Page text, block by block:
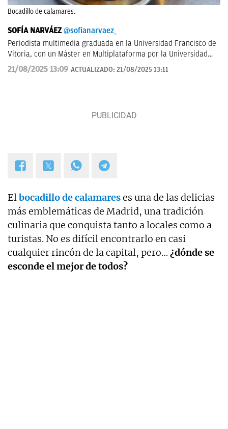
Bocadillo de calamares.
SOFÍA NARVÁEZ @sofianarvaez_
Periodista multimedia graduada en la Universidad Francisco de
Vitoria, con un Máster en Multiplataforma por la Universidad
Loyola. Editora en Lisa News con experiencia en CNN y ABC.
21/08/2025 13:09 ACTUALIZADO: 21/08/2025 13:11
Elbocadillo de calamareses una de las delicias
más emblemáticas de Madrid, una tradición
culinaria que conquista tanto a locales como a
turistas. No es difícil encontrarlo en casi
cualquier rincón de la capital, pero… ¿dónde se
esconde el mejor de todos?